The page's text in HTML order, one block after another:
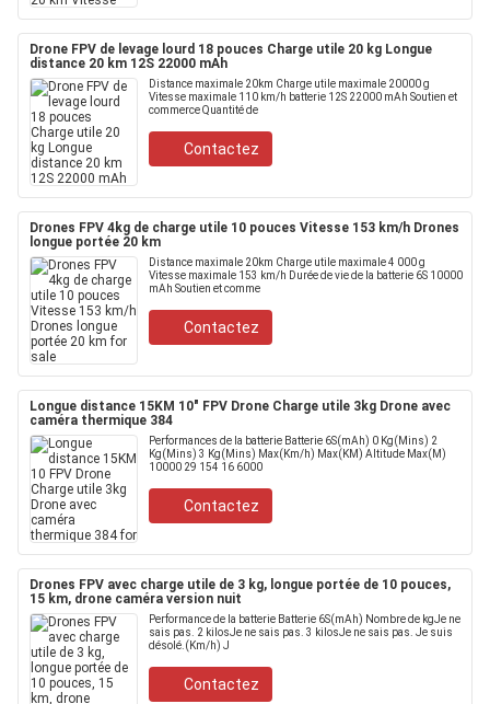
Drone FPV de levage lourd 18 pouces Charge utile 20 kg Longue
distance 20 km 12S 22000 mAh
Distance maximale 20km Charge utile maximale 20000 g
Vitesse maximale 110 km/h batterie 12S 22000 mAh Soutien et
commerce Quantité de
Contactez
Drones FPV 4kg de charge utile 10 pouces Vitesse 153 km/h Drones
longue portée 20 km
Distance maximale 20km Charge utile maximale 4 000 g
Vitesse maximale 153 km/h Durée de vie de la batterie 6S 10000
mAh Soutien et comme
Contactez
Longue distance 15KM 10" FPV Drone Charge utile 3kg Drone avec
caméra thermique 384
Performances de la batterie Batterie 6S(mAh) 0 Kg(Mins) 2
Kg(Mins) 3 Kg(Mins) Max(Km/h) Max(KM) Altitude Max(M)
10000 29 154 16 6000
Contactez
Drones FPV avec charge utile de 3 kg, longue portée de 10 pouces,
15 km, drone caméra version nuit
Performance de la batterie Batterie 6S(mAh) Nombre de kgJe ne
sais pas. 2 kilosJe ne sais pas. 3 kilosJe ne sais pas. Je suis
désolé.(Km/h) J
Contactez